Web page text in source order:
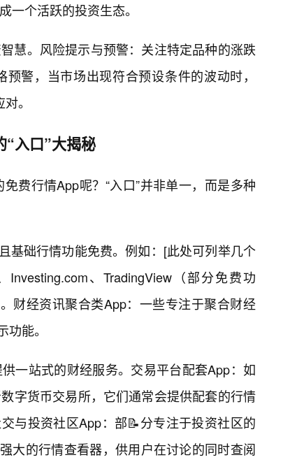
一个活跃的投资生态。
慧。风险提示与预警：关注特定品种的涨跌
警，当市场出现符合预设条件的波动时，
。
“入口”大揭秘
费行情App呢？“入口”并非单一，而是多种
基础行情功能免费。例如：[此处可列举几个
、TradingView（部分免费功
财经资讯聚合类App：一些专注于聚合财经
能。
一站式的财经服务。交易平台配套App：如
字货币交易所，它们通常会提供配套的行情
与投资社区App：部📝分专注于投资社区的
大的行情查看器，供用户在讨论的同时查阅